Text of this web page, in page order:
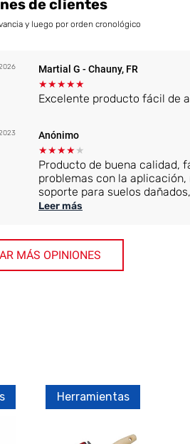
de clientes
y luego por orden cronológico
Martial G - Chauny, FR
★★★★★
Excelente producto fácil de
Anónimo
★★★★★
Producto de buena calidad,
problemas con la
soporte para suelos
ayuda de una mano.
Leer más
MÁS OPINIONES
Herramientas